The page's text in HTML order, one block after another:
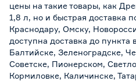
цены на такие товары, как
1,8 л, но и быстрая доставка
Краснодару, Омску,
доступна доставка до пункта
Балтийске, Зеленоградске,
Советске, Пионерском,
Кормиловке, Каличинске,